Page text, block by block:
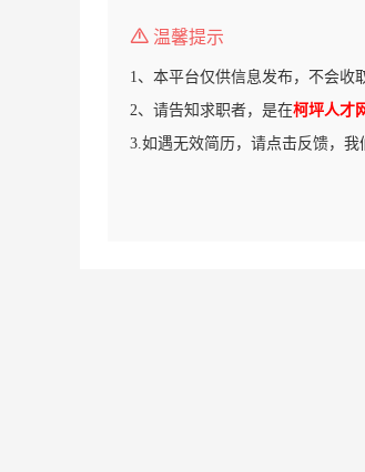
温馨提示
1、本平台仅供信息发布，不会收
2、请告知求职者，是在柯坪人才
3.如遇无效简历，请点击反馈，我